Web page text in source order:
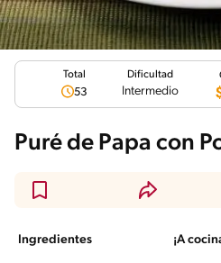
Total
53
Dificultad
Intermedio
Puré de Papa con
Ingredientes ¡A